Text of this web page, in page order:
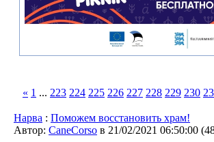
« 1 ... 223 224 225 226 227 228 229 230
Нарва : Поможем восстановить храм!
Автор: CaneCorso в 21/02/2021 06:50:00 (